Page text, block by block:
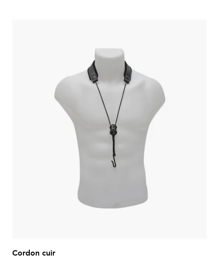
Cordon cuir